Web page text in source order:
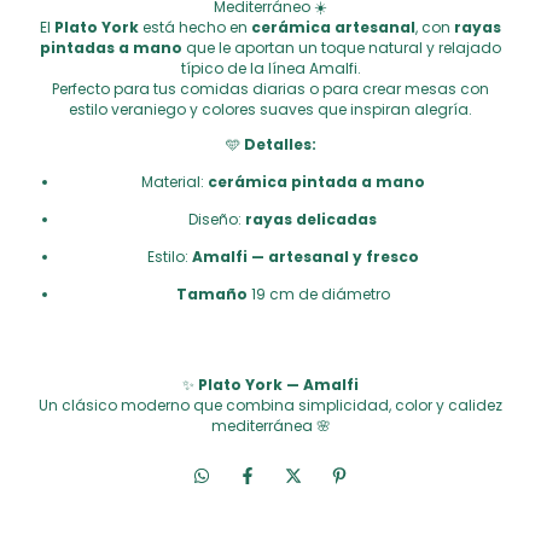
Mediterráneo ☀️
El Plato Yorkestá hecho en cerámica artesanal, con rayas
pintadas a mano que le aportan un toque natural y relajado
típico de la línea Amalfi.
Perfecto para tus comidas diarias o para crear mesas con
estilo veraniego y colores suaves que inspiran alegría.
🩵 Detalles:
Material: cerámica pintada a mano
Diseño: rayas delicadas
Estilo: Amalfi — artesanal y fresco
Tamaño 19 cm de diámetro
✨ Plato York — Amalfi
Un clásico moderno que combina simplicidad, color y calidez
mediterránea 🌸